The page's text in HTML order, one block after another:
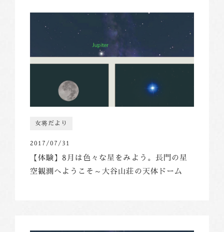
女将だより
2017/07/31
【体験】8月は色々な星をみよう。長門の星
空観測へようこそ～大谷山荘の天体ドーム